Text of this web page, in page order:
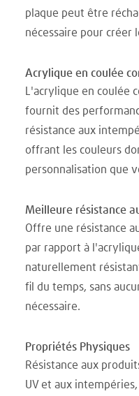
plaque peut être
nécessaire pour créer
Acrylique en coulée
L'acrylique en coulée
fournit des
résistance aux
offrant les couleurs
personnalisation que
Meilleure résistance
Offre une résistance
par rapport à
naturellement
fil du temps, sans
nécessaire.
Propriétés Physiques
Résistance aux
UV et aux